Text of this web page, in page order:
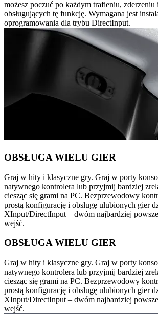
możesz poczuć po każdym trafieniu,
obsługujących tę funkcję. Wymagana jest
oprogramowania dla trybu DirectInput.
OBSŁUGA WIELU GIER
Graj w hity i klasyczne gry. Graj w porty
natywnego kontrolera lub przyjmij bardziej
ciesząc się grami na PC. Bezprzewodowy
prostą konfigurację i obsługę ulubionych gier
XInput/DirectInput – dwóm najbardziej
wejść.
OBSŁUGA WIELU GIER
Graj w hity i klasyczne gry. Graj w porty
natywnego kontrolera lub przyjmij bardziej
ciesząc się grami na PC. Bezprzewodowy
prostą konfigurację i obsługę ulubionych gier
XInput/DirectInput – dwóm najbardziej
wejść.